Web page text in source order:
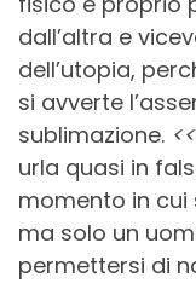
dall’altra e
dell’utopia,
si avverte
sublimazione.
urla quasi in
momento in
ma solo un
permettersi di